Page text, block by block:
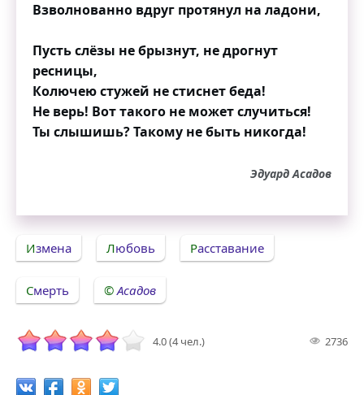
Взволнованно вдруг протянул на ладони,
Пусть слёзы не брызнут, не дрогнут
ресницы,
Колючею стужей не стиснет беда!
Не верь! Вот такого не может случиться!
Ты слышишь? Такому не быть никогда!
Эдуард Асадов
Измена Любовь Расставание
Смерть Асадов
4.0 (4 чел.) 2736